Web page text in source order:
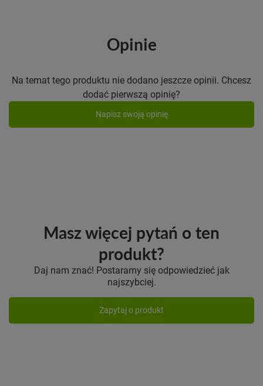
Opinie
Na temat tego produktu nie dodano jeszcze opinii. Chcesz
dodać pierwszą opinię?
Napisz swoją opinię
Masz więcej pytań o ten
produkt?
Daj nam znać! Postaramy się odpowiedzieć jak
najszybciej.
Zapytaj o produkt